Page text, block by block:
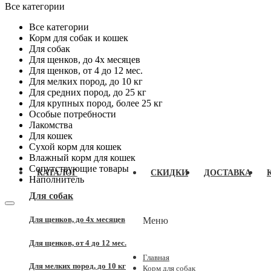
Все категории
Все категории
Корм для собак и кошек
Для собак
Для щенков, до 4x месяцев
Для щенков, от 4 до 12 мес.
Для мелких пород, до 10 кг
Для средних пород, до 25 кг
Для крупных пород, более 25 кг
Особые потребности
Лакомства
Для кошек
Сухой корм для кошек
Влажный корм для кошек
Сопутствующие товары
Наполнитель
КАТАЛОГ
Для собак
Для щенков, до 4x месяцев
Для щенков, от 4 до 12 мес.
Для мелких пород, до 10 кг
СКИДКИ ДОСТАВКА
Меню
Главная
Корм для собак